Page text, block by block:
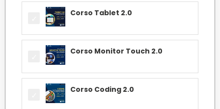
Corso Tablet 2.0
Corso Monitor Touch 2.0
Corso Coding 2.0